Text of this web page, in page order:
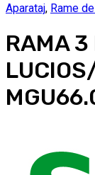
Aparataj, Rame
RAMA 3